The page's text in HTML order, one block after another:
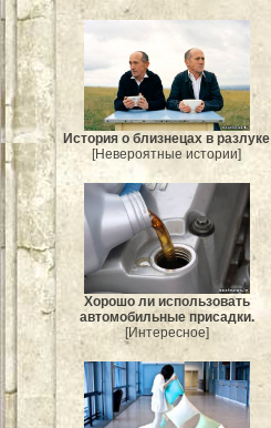
История о близнецах в разлуке
[Невероятные истории]
Хорошо ли использовать
автомобильные присадки.
[Интересное]